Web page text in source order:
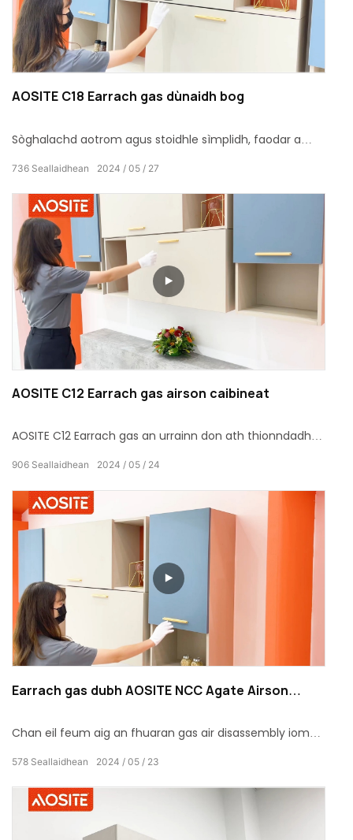
AOSITE C18 Earrach gas dùnaidh bog
Sòghalachd aotrom agus stoidhle sìmplidh, faodar a
2024 05 27
736 Seallaidhean
AOSITE C12 Earrach gas airson caibineat
AOSITE C12 Earrach gas an urrainn don ath thionndadh
2024 05 24
906 Seallaidhean
Earrach gas dubh AOSITE NCC Agate Airson
Chan eil feum aig an fhuaran gas air disassembly iom-
conaltraidh mòr, suidheachadh trì puingean, stàladh
luath, sàbhailteachd agus seasmhachd.
2024 05 23
578 Seallaidhean